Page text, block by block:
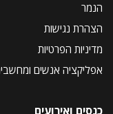
הנמר
הצהרת נגישות
מדיניות הפרטיות
אפליקציה אנשים
כנסים ואירועים